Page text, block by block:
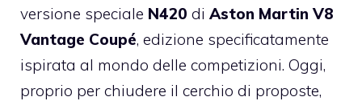
versione speciale N420 di Aston Martin V8
Vantage Coupé, edizione specificatamente
ispirata al mondo delle competizioni. Oggi,
proprio per chiudere il cerchio di proposte,